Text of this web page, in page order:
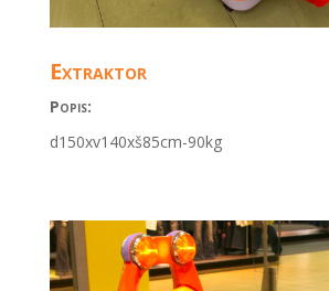
Extraktor
Popis:
d150xv140xš85cm-90kg